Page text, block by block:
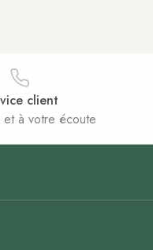
client
et à votre écoute